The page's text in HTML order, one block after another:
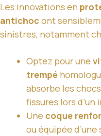
Les innovations en
antichoc ont
sinistres, notamment
Optez pour une
trempé
absorbe les
fissures lors
Une coque
ou équipée